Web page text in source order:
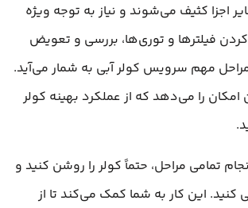
اجزا کثیف می‌شوند و نیاز به توجه ویژه
کردن فیلترها و توری‌ها، بررسی و تعویض
مراحل مهم سرویس کولر آبی به شمار می‌آید.
امکان را می‌دهد که از عملکرد بهینه کولر
تمامی مراحل، حتماً کولر را روشن کنید و
کنید. این کار به شما کمک می‌کند تا از